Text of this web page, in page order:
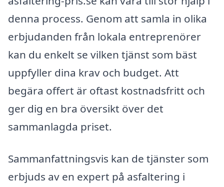
denna process. Genom att samla in olika
erbjudanden från lokala entreprenörer
kan du enkelt se vilken tjänst som bäst
uppfyller dina krav och budget. Att
begära offert är oftast kostnadsfritt och
ger dig en bra översikt över det
sammanlagda priset.
Sammanfattningsvis kan de tjänster som
erbjuds av en expert på asfaltering i